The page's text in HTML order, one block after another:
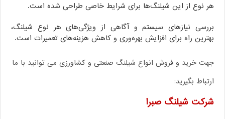
نوع از این شیلنگ‌ها برای شرایط خاصی طراحی شده است.
نیازهای سیستم و آگاهی از ویژگی‌های هر نوع شیلنگ،
راه برای افزایش بهره‌وری و کاهش هزینه‌های تعمیرات است.
خرید و فروش انواع شیلنگ صنعتی و کشاورزی می توانید با ما
بگیرید:
شیلنگ صبرا